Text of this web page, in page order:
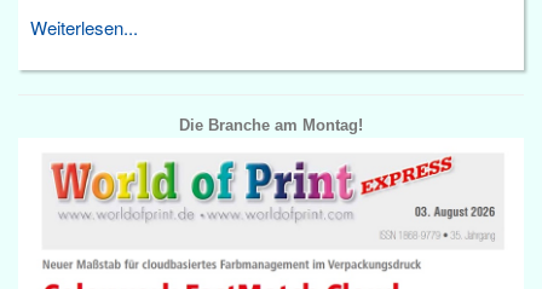
Weiterlesen...
Die Branche am Montag!